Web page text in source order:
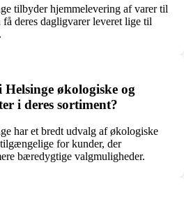
tilbyder hjemmelevering af varer til
få deres dagligvarer leveret lige til
økologiske og
i deres sortiment?
har et bredt udvalg af økologiske
for kunder, der
bæredygtige valgmuligheder.